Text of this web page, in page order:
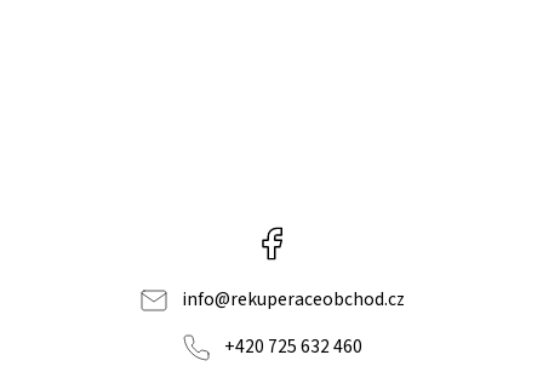
info@rekuperaceobchod.cz
+420 725 632 460